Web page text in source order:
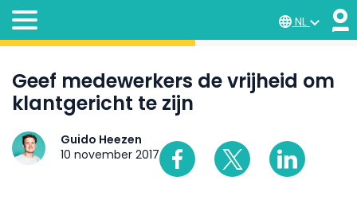
NL
Geef medewerkers de vrijheid om
klantgericht te zijn
Guido Heezen
10 november 2017